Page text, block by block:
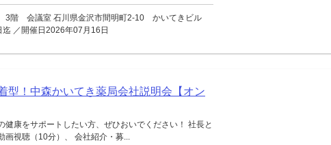
階 会議室 石川県金沢市間明町2-10 かいてきビル
／開催日2026年07月16日
型！中森かいてき薬局会社説明会【オン
健康をサポートしたい方、ぜひおいでください！ 社長と
画視聴（10分）、 会社紹介・募...